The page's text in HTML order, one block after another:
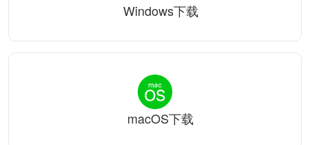
Windows下载
macOS下载